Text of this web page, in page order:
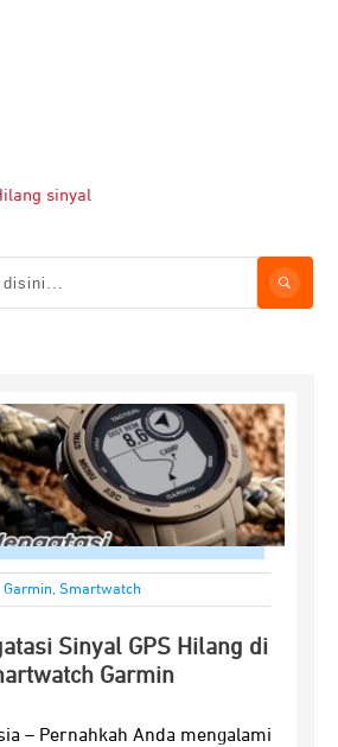
sinyal
Garmin, Smartwatch
Sinyal GPS Hilang di
Garmin
– Pernahkah Anda mengalami